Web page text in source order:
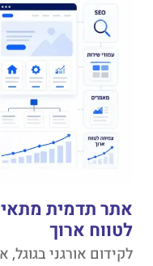
אתר תדמית
לטווח ארוך
לקידום אורגני